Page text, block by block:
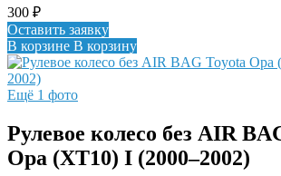
300 ₽
Оставить заявку
В корзине В корзину
Ещё 1 фото
Рулевое колесо без AIR
Opa (XT10) I (2000–2002)